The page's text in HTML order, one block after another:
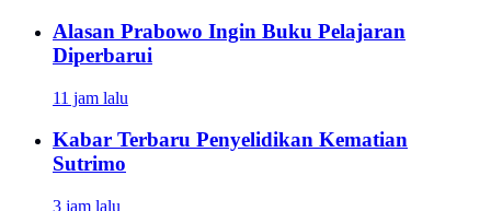
Alasan Prabowo Ingin Buku Pelajaran
Diperbarui
11 jam lalu
Kabar Terbaru Penyelidikan Kematian
Sutrimo
3 jam lalu